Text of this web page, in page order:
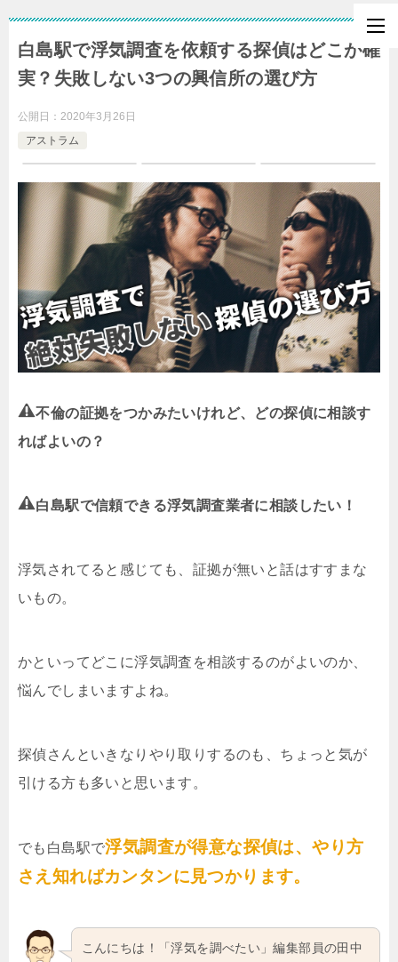
白島駅で浮気調査を依頼する探偵はどこが確
実？失敗しない3つの興信所の選び方
公開日： 2020年3月26日
アストラム
不倫の証拠をつかみたいけれど、どの探偵に相談す
ればよいの？
白島駅で信頼できる浮気調査業者に相談したい！
浮気されてると感じても、証拠が無いと話はすすまな
いもの。
かといってどこに浮気調査を相談するのがよいのか、
悩んでしまいますよね。
探偵さんといきなりやり取りするのも、ちょっと気が
引ける方も多いと思います。
でも白島駅で浮気調査が得意な探偵は、やり方
さえ知ればカンタンに見つかります。
こんにちは！「浮気を調べたい」編集部員の田中